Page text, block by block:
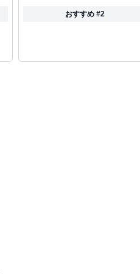
おすすめ #2